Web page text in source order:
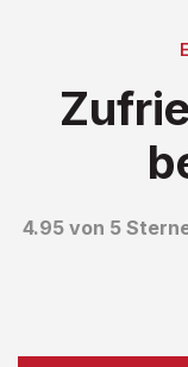
4.95 von 5